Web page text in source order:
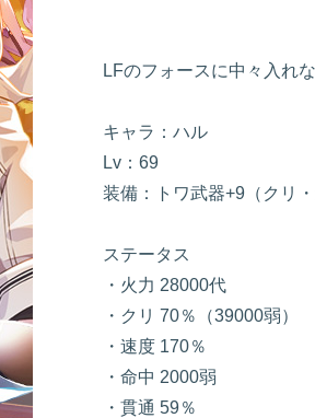
LFのフォースに中々入れ
キャラ：ハル
Lv：69
装備：トワ武器+9（クリ
ステータス
・火力 28000代
・クリ 70％（39000弱）
・速度 170％
・命中 2000弱
・貫通 59％